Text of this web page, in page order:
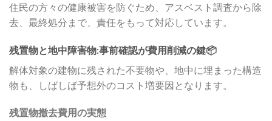
住民の方々の健康被害を防ぐため、アスベスト調査から除
去、最終処分まで、責任をもって対応しています。
残置物と地中障害物:事前確認が費用削減の鍵📦
解体対象の建物に残された不要物や、地中に埋まった構造
物も、しばしば予想外のコスト増要因となります。
残置物撤去費用の実態